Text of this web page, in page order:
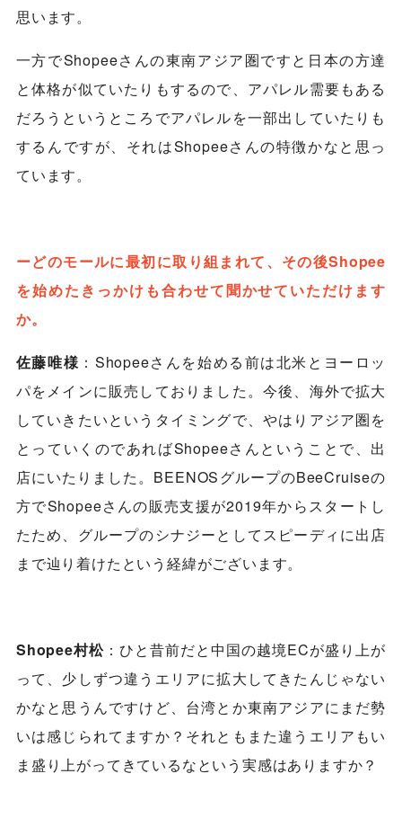
思います。
一方でShopeeさんの東南アジア圏ですと日本の方達
と体格が似ていたりもするので、アパレル需要もある
だろうというところでアパレルを一部出していたりも
するんですが、それはShopeeさんの特徴かなと思っ
ています。
ーどのモールに最初に取り組まれて、その後Shopee
を始めたきっかけも合わせて聞かせていただけます
か。
佐藤唯様 ：Shopeeさんを始める前は北米とヨーロッ
パをメインに販売しておりました。今後、海外で拡大
していきたいというタイミングで、やはりアジア圏を
とっていくのであればShopeeさんということで、出
店にいたりました。BEENOSグループのBeeCruiseの
方でShopeeさんの販売支援が2019年からスタートし
たため、グループのシナジーとしてスピーディに出店
まで辿り着けたという経緯がございます。
Shopee村松 ：ひと昔前だと中国の越境ECが盛り上が
って、少しずつ違うエリアに拡大してきたんじゃない
かなと思うんですけど、台湾とか東南アジアにまだ勢
いは感じられてますか？それともまた違うエリアもい
ま盛り上がってきているなという実感はありますか？